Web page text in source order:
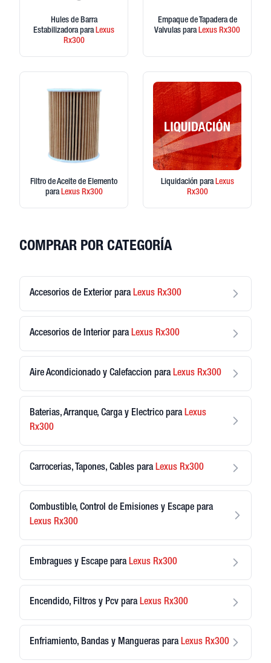
Hules de Barra
Estabilizadora paraLexus
Rx300
Empaque de Tapadera de
Valvulas paraLexus Rx300
Filtro de Aceite de Elemento
paraLexusRx300
Liquidación paraLexus
Rx300
COMPRAR POR CATEGORÍA
Accesorios de Exterior paraLexus Rx300
Accesorios de Interior paraLexus Rx300
Aire Acondicionado y Calefaccion paraLexus Rx300
Baterias, Arranque, Carga y Electrico paraLexus
Rx300
Carrocerias, Tapones, Cables paraLexus Rx300
Combustible, Control de Emisiones y Escape para
Lexus Rx300
Embragues y Escape paraLexus Rx300
Encendido, Filtros y Pcv paraLexus Rx300
Enfriamiento, Bandas y Mangueras paraLexus Rx300